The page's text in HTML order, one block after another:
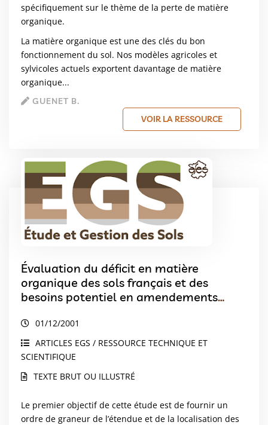
spécifiquement sur le thème de la perte de matière
organique.
La matière organique est une des clés du bon
fonctionnement du sol. Nos modèles agricoles et
sylvicoles actuels exportent davantage de matière
organique...
GUENET B.
VOIR LA RESSOURCE
Évaluation du déficit en matière
organique des sols français et des
besoins potentiel en amendements
01/12/2001
ARTICLES EGS / RESSOURCE TECHNIQUE ET
SCIENTIFIQUE
TEXTE BRUT OU ILLUSTRÉ
Le premier objectif de cette étude est de fournir un
ordre de graneur de l’étendue et de la localisation des